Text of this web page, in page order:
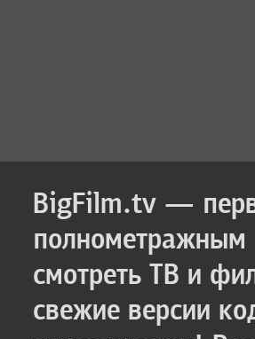
BigFilm.tv —
полнометражным
смотреть ТВ и
свежие версии